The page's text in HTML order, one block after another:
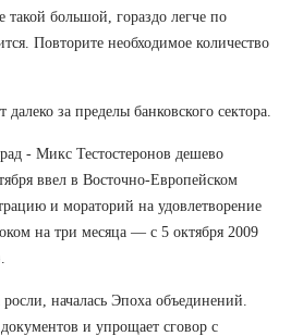
большой, гораздо легче по
Повторите необходимое количество
за пределы банковского сектора.
- Микс Тестостеронов дешево
ввел в Восточно-Европейском
и мораторий на удовлетворение
на три месяца — с 5 октября 2009
началась Эпоха объединений.
и упрощает сговор с